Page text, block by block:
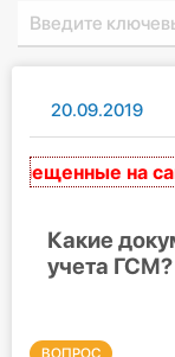
Купить
Главная ИС
Формы
Правовая
20.09.2019
на
Какие
учета ГСМ?